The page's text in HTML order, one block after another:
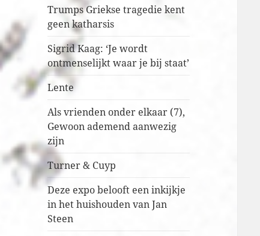
Trumps Griekse tragedie kent
geen katharsis
Sigrid Kaag: ‘Je wordt
ontmenselijkt waar je bij staat’
Lente
Als vrienden onder elkaar (7),
Gewoon ademend aanwezig
zijn
Turner & Cuyp
Deze expo belooft een inkijkje
in het huishouden van Jan
Steen